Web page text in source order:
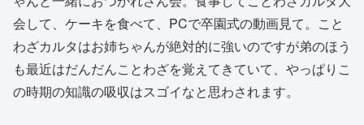
会して、ケーキを食べて、PCで卒園式の動画見て。こと
わざカルタはお姉ちゃんが絶対的に強いのですが弟のほう
も最近はだんだんことわざを覚えてきていて、やっぱりこ
の時期の知識の吸収はスゴイなと思わされます。